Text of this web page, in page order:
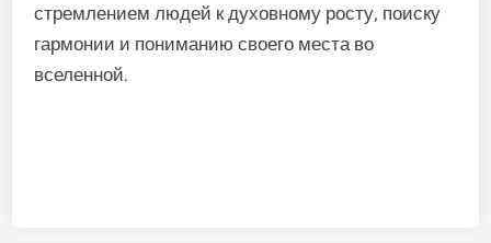
стремлением людей к духовному росту, поиску
гармонии и пониманию своего места во
вселенной.